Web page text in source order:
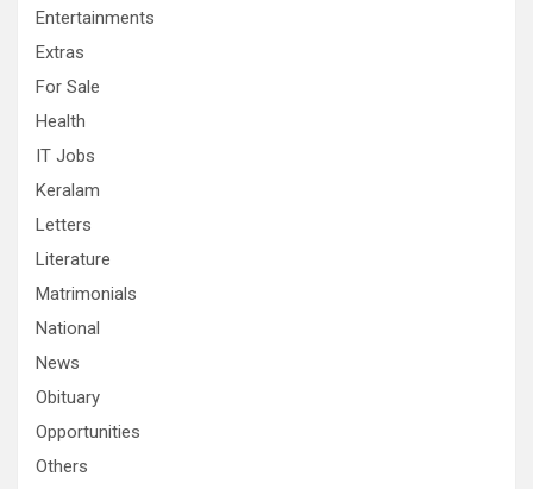
Entertainments
Extras
For Sale
Health
IT Jobs
Keralam
Letters
Literature
Matrimonials
National
News
Obituary
Opportunities
Others